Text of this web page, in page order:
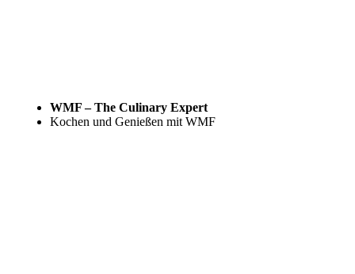
WMF – The Culinary Expert
Kochen und Genießen mit WMF